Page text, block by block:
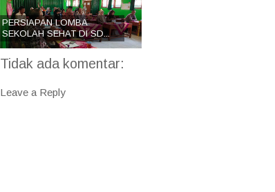
PERSIAPAN LOMBA
SEKOLAH SEHAT DI SD...
Tidak ada komentar:
Leave a Reply